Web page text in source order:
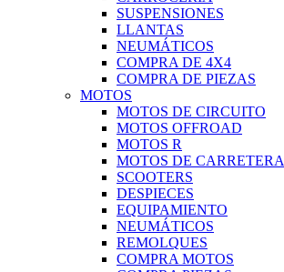
SUSPENSIONES
LLANTAS
NEUMÁTICOS
COMPRA DE 4X4
COMPRA DE PIEZAS
MOTOS
MOTOS DE CIRCUITO
MOTOS OFFROAD
MOTOS R
MOTOS DE CARRETERA
SCOOTERS
DESPIECES
EQUIPAMIENTO
NEUMÁTICOS
REMOLQUES
COMPRA MOTOS